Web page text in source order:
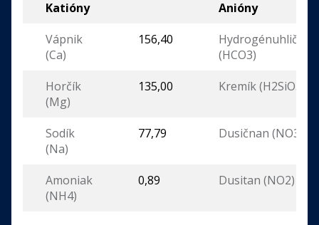
Katióny
Anióny
Vápnik
(Ca)
156,40
Hydrogénuhličitan
(HCO3)
Horčík
(Mg)
135,00 Kremík (H2SiO3)
Sodík
(Na)
77,79 Dusičnan (NO3)
Amoniak
(NH4)
0,89 Dusitan (NO2)